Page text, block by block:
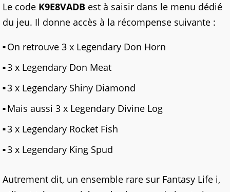
Le code K9E8VADB est à saisir dans le menu dédié
du jeu. Il donne accès à la récompense suivante :
On retrouve 3 x Legendary Don Horn
3 x Legendary Don Meat
3 x Legendary Shiny Diamond
Mais aussi 3 x Legendary Divine Log
3 x Legendary Rocket Fish
3 x Legendary King Spud
Autrement dit, un ensemble rare sur Fantasy Life i,